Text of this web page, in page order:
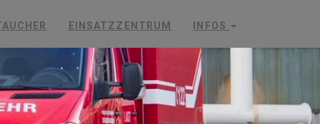
EINSATZZENTRUM INFOS